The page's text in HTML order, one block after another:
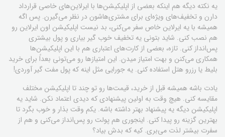
یه نکته دیگه هم اینکه بعضی از اپلیکیشن‌ها با ایرلاین‌های خاصی قرارداد
دارن و تخفیف‌های ویژه‌ای برای مشتری‌هاشون در نظر می‌گیرن. پس اگه
همیشه با یه ایرلاین خاص سفر می‌کنی، بد نیست اپلیکیشن اون ایرلاین رو
هم نصب کنی. شاید بتونی یه تخفیف خوب گیر بیاری و پول بیشتری
پس‌انداز کنی. تازه، بعضی از کارت‌های اعتباری هم با این اپلیکیشن‌ها
همکاری می‌کنن و بهت امتیاز میدن. این امتیازها رو می‌تونی بعداً برای خرید
بلیط یا رزرو هتل استفاده کنی. یه جورایی مثل اینه که پول مفت گیر آوردی!
یادت باشه همیشه قبل از خرید، قیمت‌ها رو تو چند تا اپلیکیشن مختلف
مقایسه کنی. هیچ وقت به اولین پیشنهادی که دیدی اعتماد نکن. شاید یه
اپلیکیشن دیگه یه پیشنهاد بهتر داشته باشه. یکم وقت بذار و خوب بگرد تا
بهترین گزینه رو پیدا کنی. اینجوری هم پولت رو پس‌انداز می‌کنی و هم از
سفرت بیشتر لذت می‌بری. کیه که بدش بیاد؟